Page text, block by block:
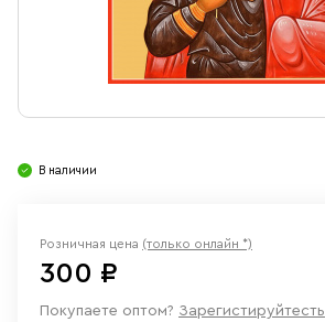
Ювелирные изделия
В наличии
Розничная цена (только онлайн *)
300 ₽
Покупаете оптом? Зарегистируйтесть